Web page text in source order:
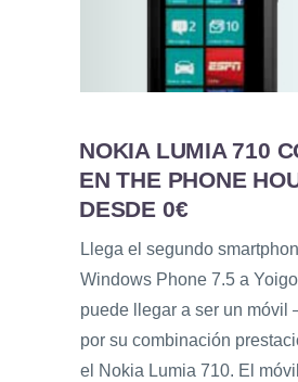
NOKIA LUMIA 710
EN THE PHONE
DESDE 0€
Llega el segundo
Windows Phone 7.5 a
puede llegar a ser un móvil
por su combinación
el Nokia Lumia 710. El